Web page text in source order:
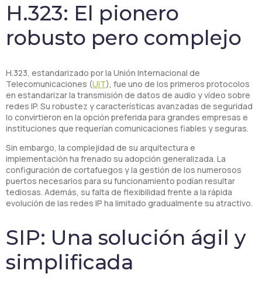
H.323: El pionero
robusto pero complejo
H.323, estandarizado por la Unión Internacional de
Telecomunicaciones (UIT), fue uno de los primeros protocolos
en estandarizar la transmisión de datos de audio y vídeo sobre
redes IP. Su robustez y características avanzadas de seguridad
lo convirtieron en la opción preferida para grandes empresas e
instituciones que requerían comunicaciones fiables y seguras.
Sin embargo, la complejidad de su arquitectura e
implementación ha frenado su adopción generalizada. La
configuración de cortafuegos y la gestión de los numerosos
puertos necesarios para su funcionamiento podían resultar
tediosas. Además, su falta de flexibilidad frente a la rápida
evolución de las redes IP ha limitado gradualmente su atractivo.
SIP: Una solución ágil y
simplificada